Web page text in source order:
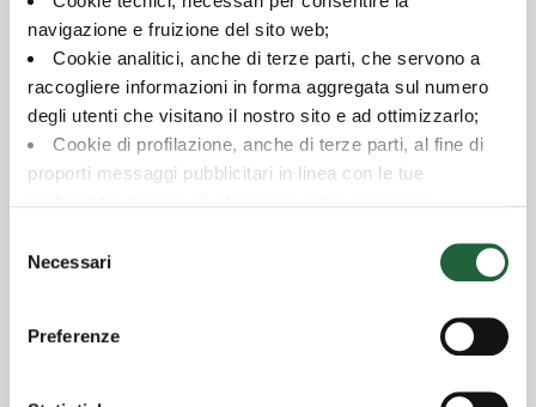
navigazione e fruizione del sito web;
Cookie analitici, anche di terze parti, che servono a
raccogliere informazioni in forma aggregata sul numero
degli utenti che visitano il nostro sito e ad ottimizzarlo;
Cookie di profilazione, anche di terze parti, al fine di
proporti messaggi pubblicitari in linea con le tue
in cui potrai modificare la tua scelta in qualsiasi momento
oppure puoi negare l'utilizzo di questi cookie cliccando su
delNecessari
Preferenze
EUROMOBILIARE HIGH DIVIDEND 2 EQUITY
Classe A
EUROMOBILIARE PICTET ACCUMULO MULTI
ECONOMY